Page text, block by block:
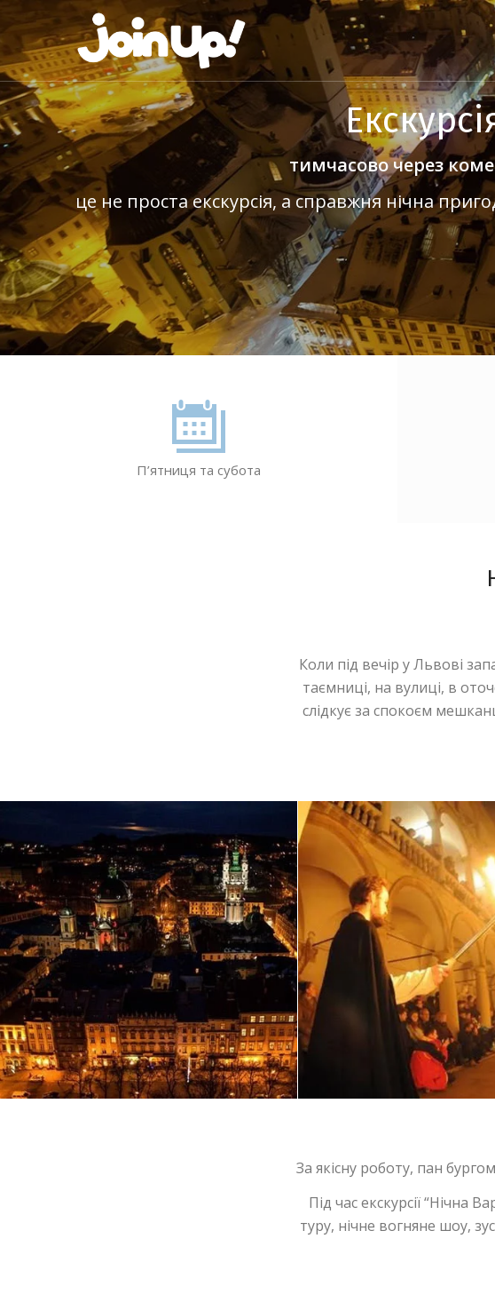
тимчасово через
це не проста екскурсія, а справжня нічна
П’ятниця та субота
Коли під вечір у Львові
таємниці, на вулиці, в
слідкує за спокоєм
За якісну роботу, пан
Під час екскурсії “Нічна
туру, нічне вогняне шоу,